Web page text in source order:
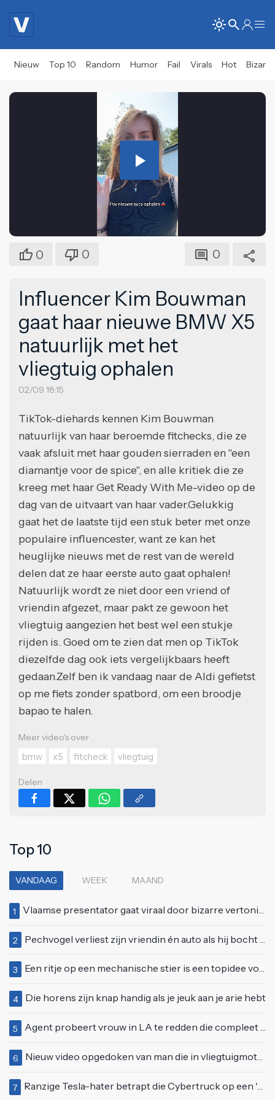
Nieuw Top 10 Random Humor Fail Virals Hot Bizar
Play
Video
0 0 0
Influencer Kim Bouwman
gaat haar nieuwe BMW X5
natuurlijk met het
vliegtuig ophalen
02/09 18:15
TikTok-diehards kennen Kim Bouwman
natuurlijk van haar beroemde fitchecks, die ze
vaak afsluit met haar gouden sierraden en "een
diamantje voor de spice", en alle kritiek die ze
kreeg met haar Get Ready With Me-video op de
dag van de uitvaart van haar vader.Gelukkig
gaat het de laatste tijd een stuk beter met onze
populaire influencester, want ze kan het
heuglijke nieuws met de rest van de wereld
delen dat ze haar eerste auto gaat ophalen!
Natuurlijk wordt ze niet door een vriend of
vriendin afgezet, maar pakt ze gewoon het
vliegtuig aangezien het best wel een stukje
rijden is. Goed om te zien dat men op TikTok
diezelfde dag ook iets vergelijkbaars heeft
gedaan.Zelf ben ik vandaag naar de Aldi gefietst
op me fiets zonder spatbord, om een broodje
bapao te halen.
Meer video's over
bmw
x5 fitcheck vliegtuig
Delen
Top 10
VANDAAG WEEK MAAND
1 Vlaamse presentator gaat viraal door bizarre vertoning op live televisie: "Helemaal stijf van de bloem"
2 Pechvogel verliest zijn vriendin én auto als hij bocht te scherp neemt
3 Een ritje op een mechanische stier is een topidee voor een eerste date
4 Die horens zijn knap handig als je jeuk aan je arie hebt
5 Agent probeert vrouw in LA te redden die compleet van het padje is
6 Nieuw video opgedoken van man die in vliegtuigmotor springt op vliegveld Milaan
7 Ranzige Tesla-hater betrapt die Cybertruck op een 'speciale bruine coating' trakteert